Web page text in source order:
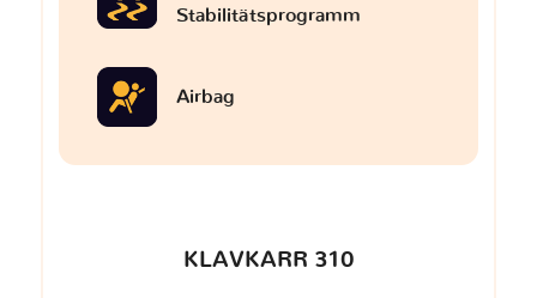
Stabilitätsprogramm
Airbag
KLAVKARR 310